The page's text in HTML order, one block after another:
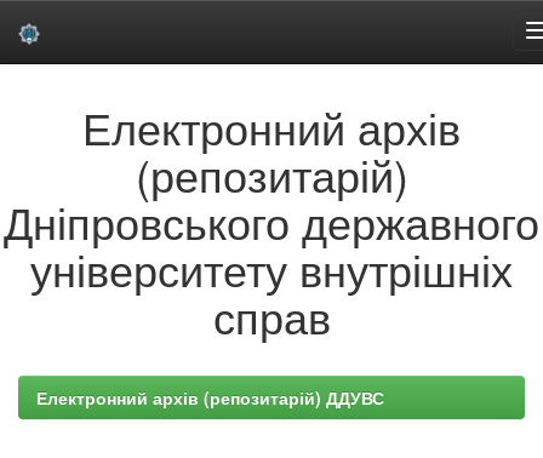
Електронний архів
(репозитарій)
Дніпровського державного
університету внутрішніх
справ
Електронний архів (репозитарій) ДДУВС